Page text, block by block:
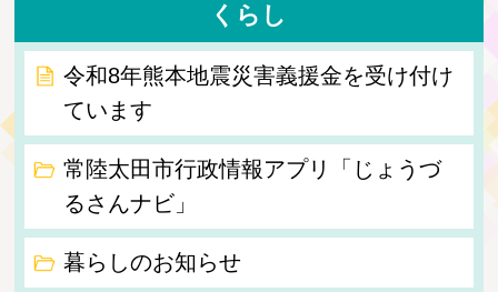
くらし
令和8年熊本地震災害義援金を受け付け
ています
常陸太田市行政情報アプリ「じょうづ
るさんナビ」
暮らしのお知らせ